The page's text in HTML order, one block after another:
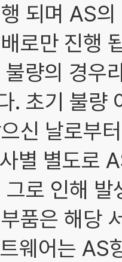
되며 AS
로만 진행
량의 경우
. 초기 불량
신 날로부
별 별도로
그로 인해
품은 해당
웨어는 AS